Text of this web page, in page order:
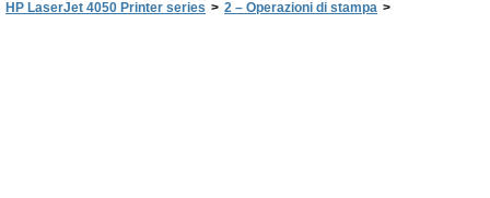
HP LaserJet 4050 Printer series > 2 – Operazioni di stampa >